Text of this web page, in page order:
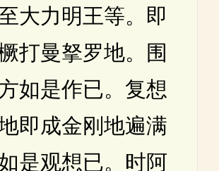
大力明王等。即
打曼拏罗地。围
如是作已。复想
即成金刚地遍满
是观想已。时阿